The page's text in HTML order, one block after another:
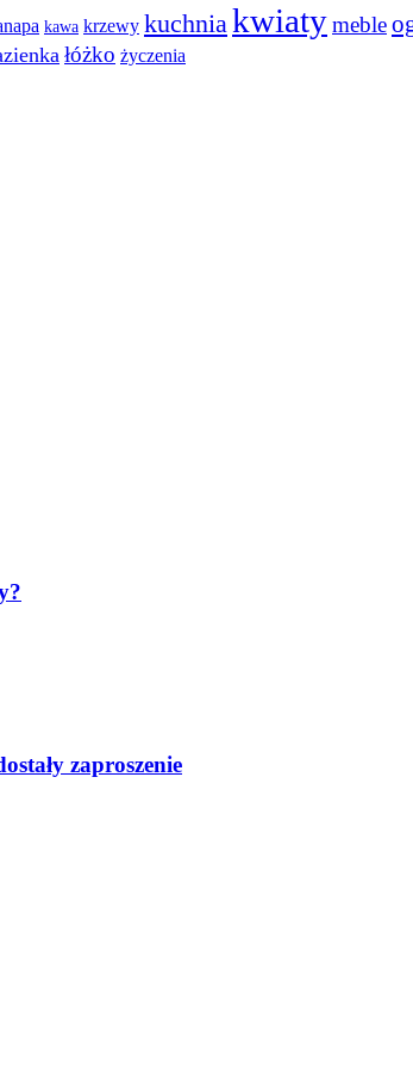
kawa krzewy kuchniakwiatymeble
łóżko życzenia
zaproszenie